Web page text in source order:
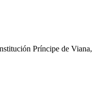
Príncipe de Viana,